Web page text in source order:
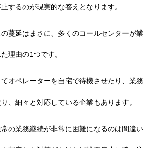
するのが現実的な答えとなります。
蔓延はまさに、多くのコールセンターが業
理由の1つです。
オペレーターを自宅で待機させたり、業務
、細々と対応している企業もあります。
の業務継続が非常に困難になるのは間違い